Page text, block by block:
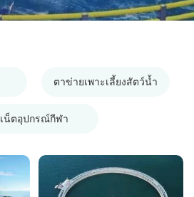
ตาข่ายเพาะเลี้ยงสัตว์น้ำ
เน็ตอุปกรณ์กีฬา